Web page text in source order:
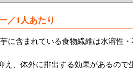
／1人あたり
に含まれている食物繊維は水溶性・
、体外に排出する効果があるので